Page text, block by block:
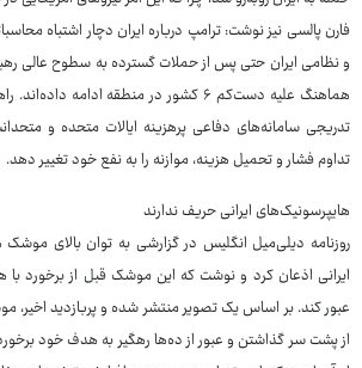
فارن پالسی نیز نوشت: ترامپ درباره ایران دچار اشتباه
و نظامی ایران حتی پس از حملات گسترده به سطوح عالی
هماهنگ علیه دست‌کم ۶ کشور در منطقه ادامه
تدریجی سامانه‌های دفاعی پرهزینه ایالات متحده و
تداوم فشار و تحمیل هزینه، موازنه را به نفع خود تغییر دهد.
هایپرسونیک‌های ایرانی حریف ندارند
روزنامه دیلی‌میل انگلیس در گزارشی به توان بالای
ایرانی اذعان کرد و نوشت که این موشک قبل از برخورد با
عبور کند. بر اساس یک تصویر منتشر شده و پربازدید اخیر،
از پشت سر گذاشتن و عبور از ده‌ها رهگیر به هدف خود